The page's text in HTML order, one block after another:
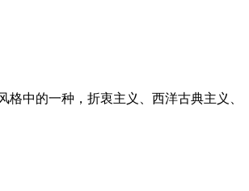
中的一种，折衷主义、西洋古典主义、